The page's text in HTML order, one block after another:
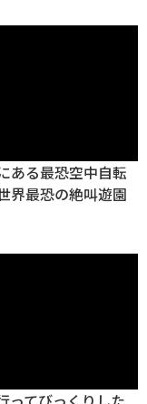
ある最恐空中自転
界最恐の絶叫遊園